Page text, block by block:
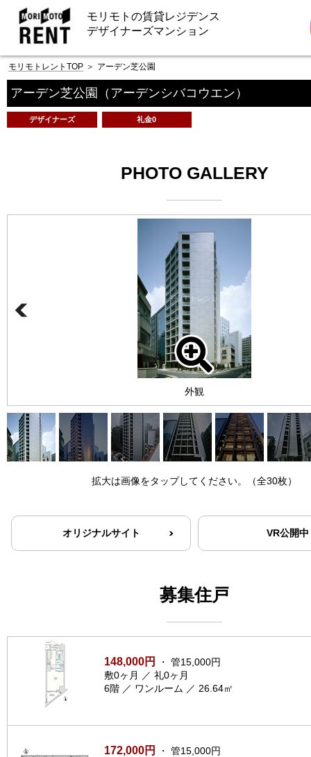
モリモトの賃貸レジデンス
デザイナーズマンション
モリモトレントTOP ＞ アーデン芝公園
アーデン芝公園 （アーデンシバコウエン）
デザイナーズ 礼金0
PHOTO GALLERY
外観
拡大は画像をタップしてください。（全30枚）
オリジナルサイト VR公開中
募集住戸
148,000円
・ 管15,000円
敷0ヶ月 ／ 礼0ヶ月
6階 ／ ワンルーム ／ 26.64㎡
172,000円
・ 管15,000円